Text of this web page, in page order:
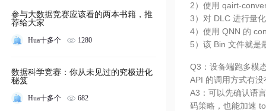
参与大数据竞赛应该看的两本书籍，推
荐给大家
Hua十多个 1280
数据科学竞赛：你从未见过的究极进化
秘笈
Hua十多个 682
2）使用 qairt-
3）对 DLC 进行量
4）使用 QNN 的
5）该 Bin 文件就是
Q3：设备端跑多模
API 的调用方式有
A3：可以先确认语
码策略，也能加速